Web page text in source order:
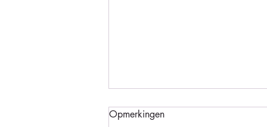
Opmerkingen